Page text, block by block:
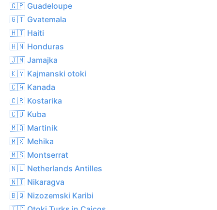
🇬🇵 Guadeloupe
🇬🇹 Gvatemala
🇭🇹 Haiti
🇭🇳 Honduras
🇯🇲 Jamajka
🇰🇾 Kajmanski otoki
🇨🇦 Kanada
🇨🇷 Kostarika
🇨🇺 Kuba
🇲🇶 Martinik
🇲🇽 Mehika
🇲🇸 Montserrat
🇳🇱 Netherlands Antilles
🇳🇮 Nikaragva
🇧🇶 Nizozemski Karibi